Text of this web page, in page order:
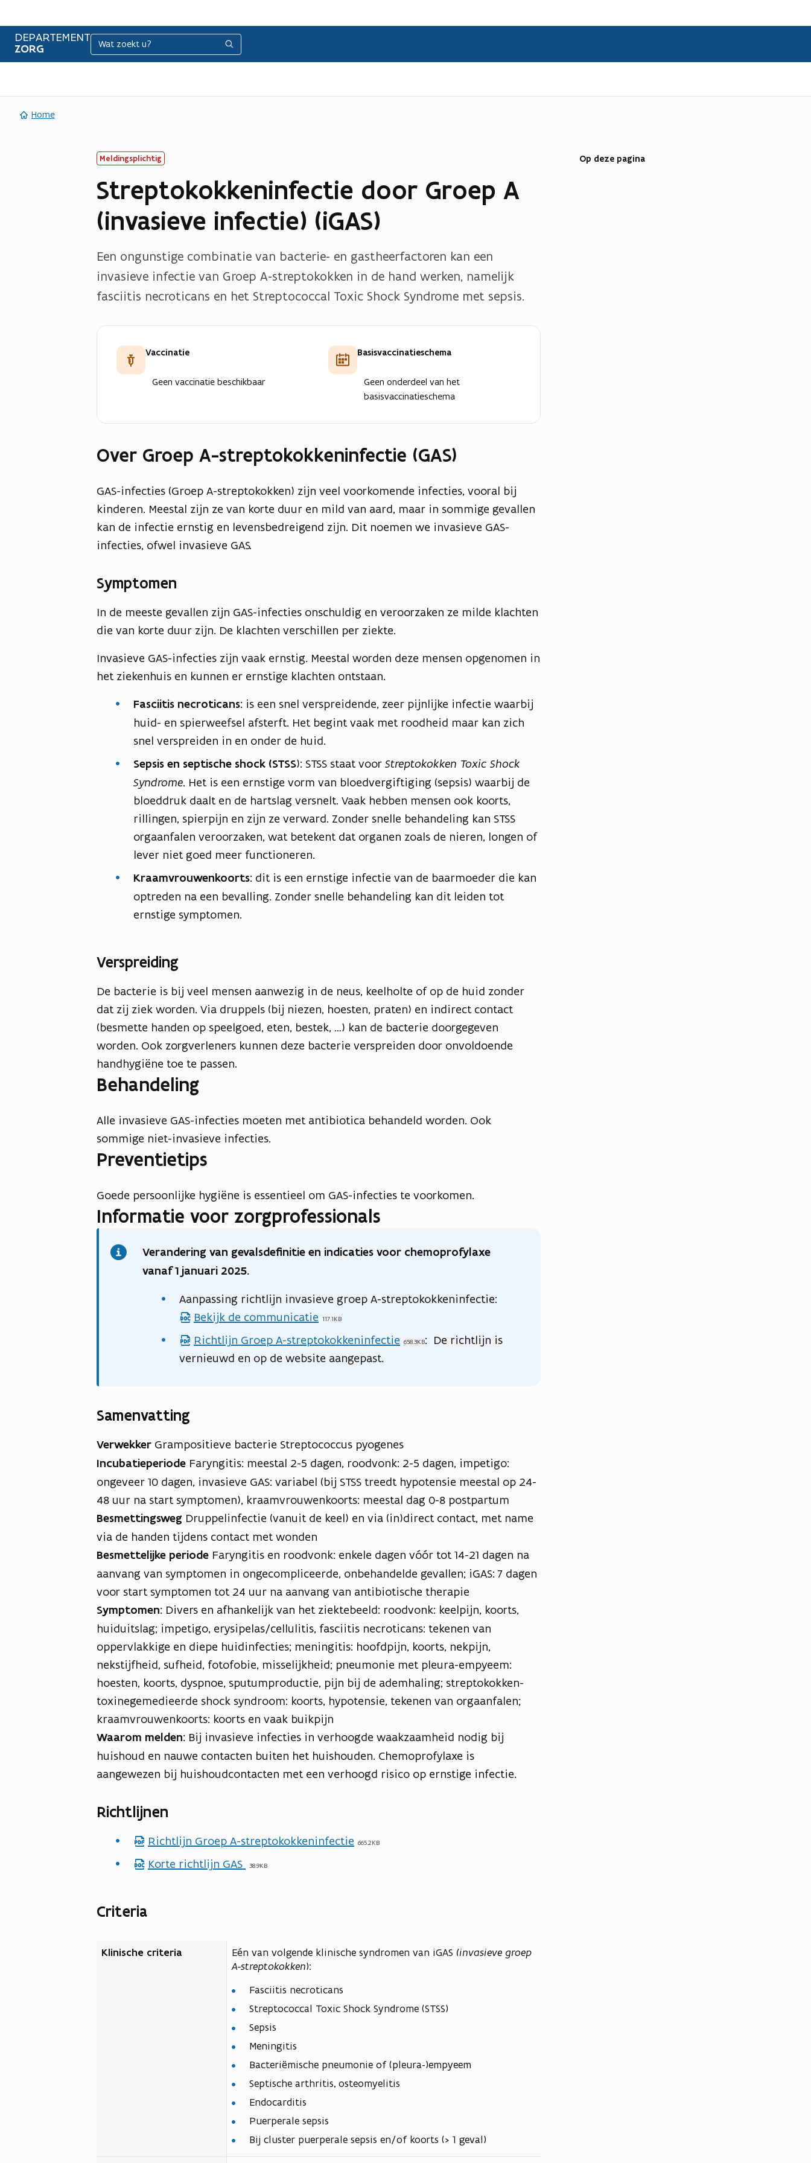
DEPARTEMENT
ZORG
Zoeken Zoeken
Home
Op deze pagina
Meldingsplichtig
Streptokokkeninfectie door Groep A
(invasieve infectie) (iGAS)
Een ongunstige combinatie van bacterie- en gastheerfactoren kan een
invasieve infectie van Groep A-streptokokken in de hand werken, namelijk
fasciitis necroticans en het Streptococcal Toxic Shock Syndrome met sepsis.
Vaccinatie
Geen vaccinatie beschikbaar
Basisvaccinatieschema
Geen onderdeel van het
basisvaccinatieschema
Over Groep A-streptokokkeninfectie (GAS)
GAS-infecties (Groep A-streptokokken) zijn veel voorkomende infecties, vooral bij
kinderen. Meestal zijn ze van korte duur en mild van aard, maar in sommige gevallen
kan de infectie ernstig en levensbedreigend zijn. Dit noemen we invasieve GAS-
infecties, ofwel invasieve GAS.
Symptomen
In de meeste gevallen zijn GAS-infecties onschuldig en veroorzaken ze milde klachten
die van korte duur zijn. De klachten verschillen per ziekte.
Invasieve GAS-infecties zijn vaak ernstig. Meestal worden deze mensen opgenomen in
het ziekenhuis en kunnen er ernstige klachten ontstaan.
Fasciitis necroticans: is een snel verspreidende, zeer pijnlijke infectie waarbij
huid- en spierweefsel afsterft. Het begint vaak met roodheid maar kan zich
snel verspreiden in en onder de huid.
Sepsis en septische shock (STSS): STSS staat voor Streptokokken Toxic Shock
Syndrome. Het is een ernstige vorm van bloedvergiftiging (sepsis) waarbij de
bloeddruk daalt en de hartslag versnelt. Vaak hebben mensen ook koorts,
rillingen, spierpijn en zijn ze verward. Zonder snelle behandeling kan STSS
orgaanfalen veroorzaken, wat betekent dat organen zoals de nieren, longen of
lever niet goed meer functioneren.
Kraamvrouwenkoorts: dit is een ernstige infectie van de baarmoeder die kan
optreden na een bevalling. Zonder snelle behandeling kan dit leiden tot
ernstige symptomen.
Verspreiding
De bacterie is bij veel mensen aanwezig in de neus, keelholte of op de huid zonder
dat zij ziek worden. Via druppels (bij niezen, hoesten, praten) en indirect contact
(besmette handen op speelgoed, eten, bestek, …) kan de bacterie doorgegeven
worden. Ook zorgverleners kunnen deze bacterie verspreiden door onvoldoende
handhygiëne toe te passen.
Behandeling
Alle invasieve GAS-infecties moeten met antibiotica behandeld worden. Ook
sommige niet-invasieve infecties.
Preventietips
Goede persoonlijke hygiëne is essentieel om GAS-infecties te voorkomen.
Informatie voor zorgprofessionals
Verandering van gevalsdefinitie en indicaties voor chemoprofylaxe
vanaf 1 januari 2025.
Aanpassing richtlijn invasieve groep A-streptokokkeninfectie:
Bekijk de communicatie
d
o
c
s
t
a
n
d
117.1KB
Richtlijn Groep A-streptokokkeninfectie
p
d
e
t
a
n
d
658.3KB: De richtlijn is
vernieuwd en op de website aangepast.
Samenvatting
Verwekker Grampositieve bacterie Streptococcus pyogenes
Incubatieperiode Faryngitis: meestal 2-5 dagen, roodvonk: 2-5 dagen, impetigo:
ongeveer 10 dagen, invasieve GAS: variabel (bij STSS treedt hypotensie meestal op 24-
48 uur na start symptomen), kraamvrouwenkoorts: meestal dag 0-8 postpartum
Besmettingsweg Druppelinfectie (vanuit de keel) en via (in)direct contact, met name
via de handen tijdens contact met wonden
Besmettelijke periode Faryngitis en roodvonk: enkele dagen vóór tot 14-21 dagen na
aanvang van symptomen in ongecompliceerde, onbehandelde gevallen; iGAS: 7 dagen
voor start symptomen tot 24 uur na aanvang van antibiotische therapie
Symptomen: Divers en afhankelijk van het ziektebeeld: roodvonk: keelpijn, koorts,
huiduitslag; impetigo, erysipelas/cellulitis, fasciitis necroticans: tekenen van
oppervlakkige en diepe huidinfecties; meningitis: hoofdpijn, koorts, nekpijn,
nekstijfheid, sufheid, fotofobie, misselijkheid; pneumonie met pleura-empyeem:
hoesten, koorts, dyspnoe, sputumproductie, pijn bij de ademhaling; streptokokken-
toxinegemedieerde shock syndroom: koorts, hypotensie, tekenen van orgaanfalen;
kraamvrouwenkoorts: koorts en vaak buikpijn
Waarom melden: Bij invasieve infecties in verhoogde waakzaamheid nodig bij
huishoud en nauwe contacten buiten het huishouden. Chemoprofylaxe is
aangewezen bij huishoudcontacten met een verhoogd risico op ernstige infectie.
Richtlijnen
Richtlijn Groep A-streptokokkeninfectie
p
d
e
t
665.2KB
Korte richtlijn GAS
d
b
s
38.9KB
Criteria
Klinische criteria Eén van volgende klinische syndromen van iGAS (invasieve groep
A-streptokokken):
Fasciitis necroticans
Streptococcal Toxic Shock Syndrome (STSS)
Sepsis
Meningitis
Bacteriëmische pneumonie of (pleura-)empyeem
Septische arthritis, osteomyelitis
Endocarditis
Puerperale sepsis
Bij cluster puerperale sepsis en/of koorts (> 1 geval)